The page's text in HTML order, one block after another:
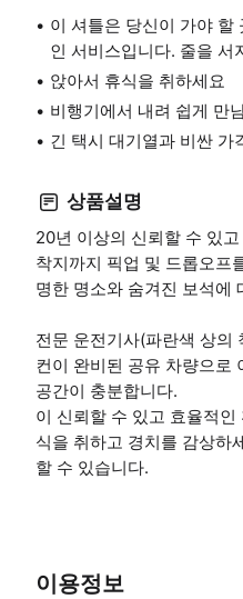
이 셔틀은 당신이 가야 할
인 서비스입니다. 줄을 서
앉아서 휴식을 취하세요
비행기에서 내려 쉽게 만
긴 택시 대기열과 비싼 가
상품설명
20년 이상의 신뢰할 수 있
착지까지 픽업 및 드롭오프
명한 명소와 숨겨진 보석에
전문 운전기사(파란색 상의
컨이 완비된 공유 차량으로
공간이 충분합니다.
이 신뢰할 수 있고 효율적
식을 취하고 경치를 감상하
할 수 있습니다.
이용정보